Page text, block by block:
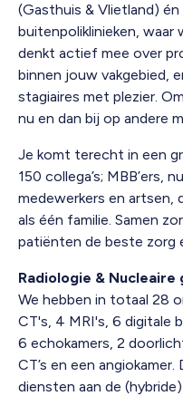
(Gasthuis & Vlietland)
buitenpoliklinieken, waar
denkt actief mee over
binnen jouw vakgebied,
stagiaires met plezier.
nu en dan bij op andere
Je komt terecht in een
150 collega’s; MBB’ers,
medewerkers en artsen,
als één familie. Samen
patiënten de beste zorg
Radiologie & Nucleaire
We hebben in totaal 28
CT's, 4 MRI's, 6 digitale
6 echokamers, 2
CT’s en een
diensten aan de